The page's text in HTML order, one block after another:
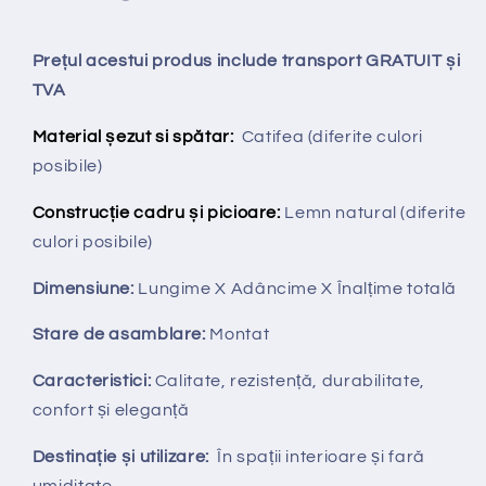
Prețul acestui produs include transport GRATUIT și
TVA
Material șezut si spătar: Catifea (diferite culori
posibile)
Construcție cadru și picioare: Lemn natural (diferite
culori posibile)
Dimensiune: Lungime X Adâncime X Înalțime totală
Stare de asamblare: Montat
Caracteristici: Calitate, rezistență, durabilitate,
confort și eleganță
Destinație și utilizare: În spații interioare și fară